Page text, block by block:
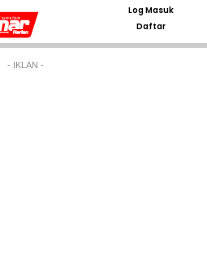
Log Masuk
Daftar
- IKLAN -